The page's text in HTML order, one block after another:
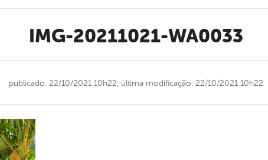
IMG-20211021-WA0033
publicado: 22/10/2021 10h22, última modificação: 22/10/2021 10h22